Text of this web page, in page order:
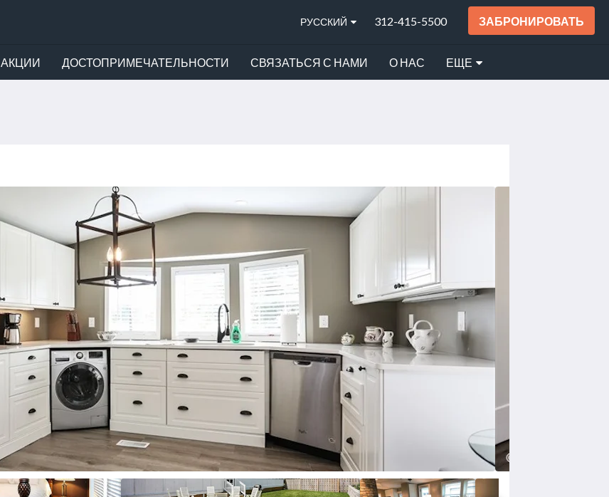
РУССКИЙ 312-415-5500 ЗАБРОНИРОВАТЬ
АКЦИИ ДОСТОПРИМЕЧАТЕЛЬНОСТИ СВЯЗАТЬСЯ С НАМИ О НАС ЕЩЕ